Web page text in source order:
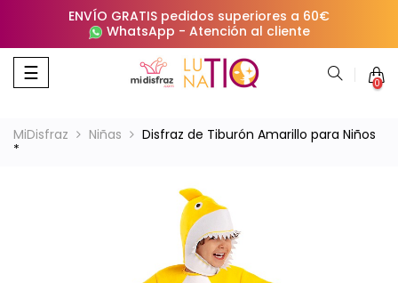
ENVÍO GRATIS pedidos superiores a 60€
WhatsApp - Atención al cliente
Navegación
de
☰ 0
MiDisfraz Niñas
Disfraz de Tiburón Amarillo para Niños
*